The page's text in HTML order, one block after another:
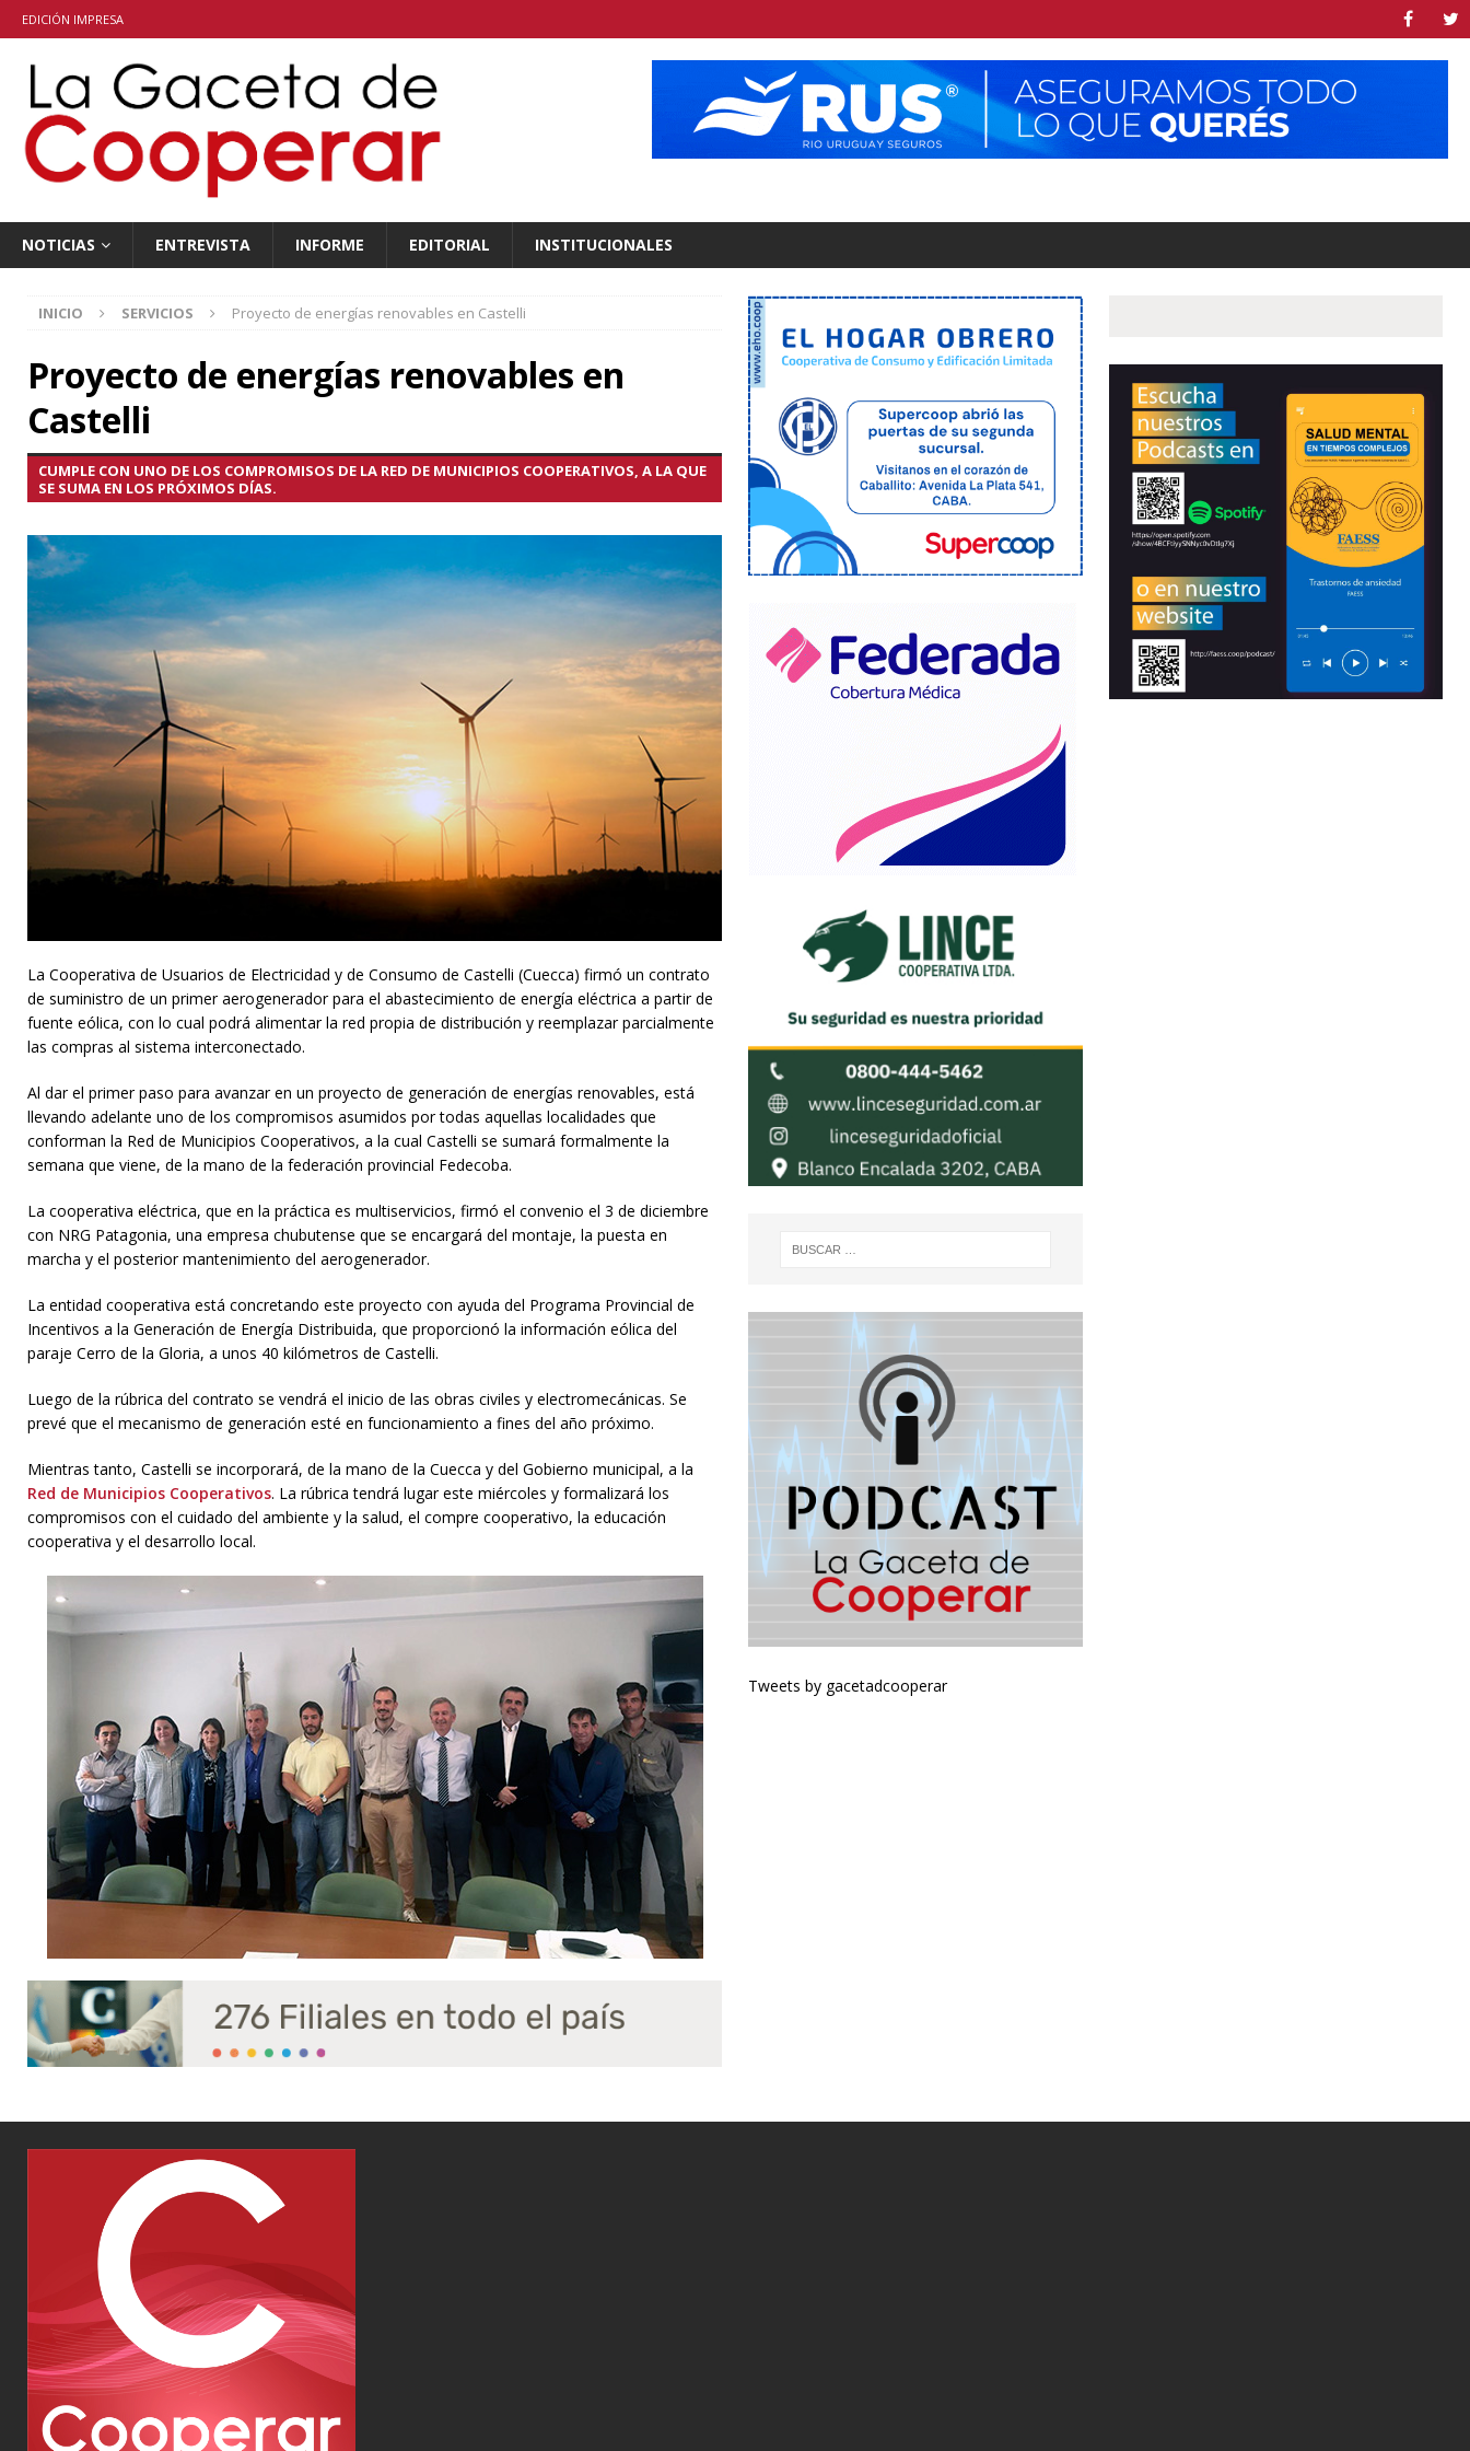
EDICIÓN IMPRESA
NOTICIAS ENTREVISTA INFORME EDITORIAL INSTITUCIONALES
INICIO SERVICIOS Proyecto de energías renovables en Castelli
Proyecto de energías renovables en
Castelli
CUMPLE CON UNO DE LOS COMPROMISOS DE LA RED DE MUNICIPIOS COOPERATIVOS, A LA QUE
SE SUMA EN LOS PRÓXIMOS DÍAS.
La Cooperativa de Usuarios de Electricidad y de Consumo de Castelli (Cuecca) firmó un contrato
de suministro de un primer aerogenerador para el abastecimiento de energía eléctrica a partir de
fuente eólica, con lo cual podrá alimentar la red propia de distribución y reemplazar parcialmente
las compras al sistema interconectado.
Al dar el primer paso para avanzar en un proyecto de generación de energías renovables, está
llevando adelante uno de los compromisos asumidos por todas aquellas localidades que
conforman la Red de Municipios Cooperativos, a la cual Castelli se sumará formalmente la
semana que viene, de la mano de la federación provincial Fedecoba.
La cooperativa eléctrica, que en la práctica es multiservicios, firmó el convenio el 3 de diciembre
con NRG Patagonia, una empresa chubutense que se encargará del montaje, la puesta en
marcha y el posterior mantenimiento del aerogenerador.
La entidad cooperativa está concretando este proyecto con ayuda del Programa Provincial de
Incentivos a la Generación de Energía Distribuida, que proporcionó la información eólica del
paraje Cerro de la Gloria, a unos 40 kilómetros de Castelli.
Luego de la rúbrica del contrato se vendrá el inicio de las obras civiles y electromecánicas. Se
prevé que el mecanismo de generación esté en funcionamiento a fines del año próximo.
Mientras tanto, Castelli se incorporará, de la mano de la Cuecca y del Gobierno municipal, a la
Red de Municipios Cooperativos. La rúbrica tendrá lugar este miércoles y formalizará los
compromisos con el cuidado del ambiente y la salud, el compre cooperativo, la educación
cooperativa y el desarrollo local.
Tweets by gacetadcooperar